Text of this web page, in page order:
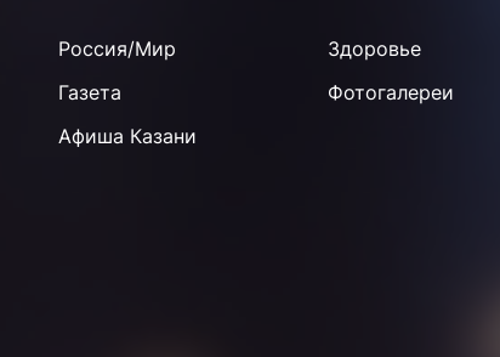
Россия/Мир
Здоровье
Газета
Фотогалереи
Афиша Казани